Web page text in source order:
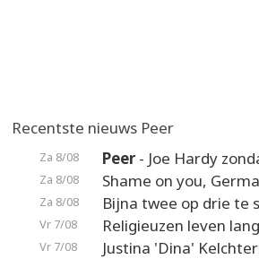
Recentste nieuws Peer
Za 8/08 Peer- Joe Hardy
Za 8/08 Shame on you,
Za 8/08 Bijna twee op drie te
Vr 7/08 Religieuzen leven
Vr 7/08 Justina 'Dina'